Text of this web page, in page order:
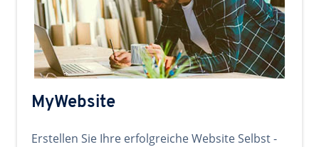
MyWebsite
Erstellen Sie Ihre erfolgreiche Website Selbst -